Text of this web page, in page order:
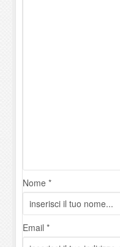
Nome *
Email *